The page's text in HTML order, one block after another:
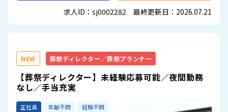
求人ID：sj0002282 最終更新日：2026.07.21
NEW 葬祭ディレクター／葬祭プランナー
【葬祭ディレクター】未経験応募可能／夜間勤務
なし／手当充実
正社員 年齢不問
経験不問